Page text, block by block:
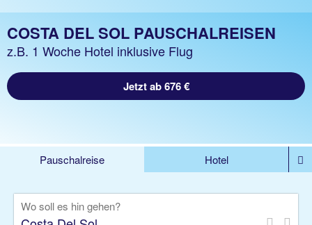
COSTA DEL SOL PAUSCHALREISEN
z.B. 1 Woche Hotel inklusive Flug
Jetzt ab 676 €
Pauschalreise
Hotel
Rundreise
Kreuzfahrt
Wo soll es hin gehen?